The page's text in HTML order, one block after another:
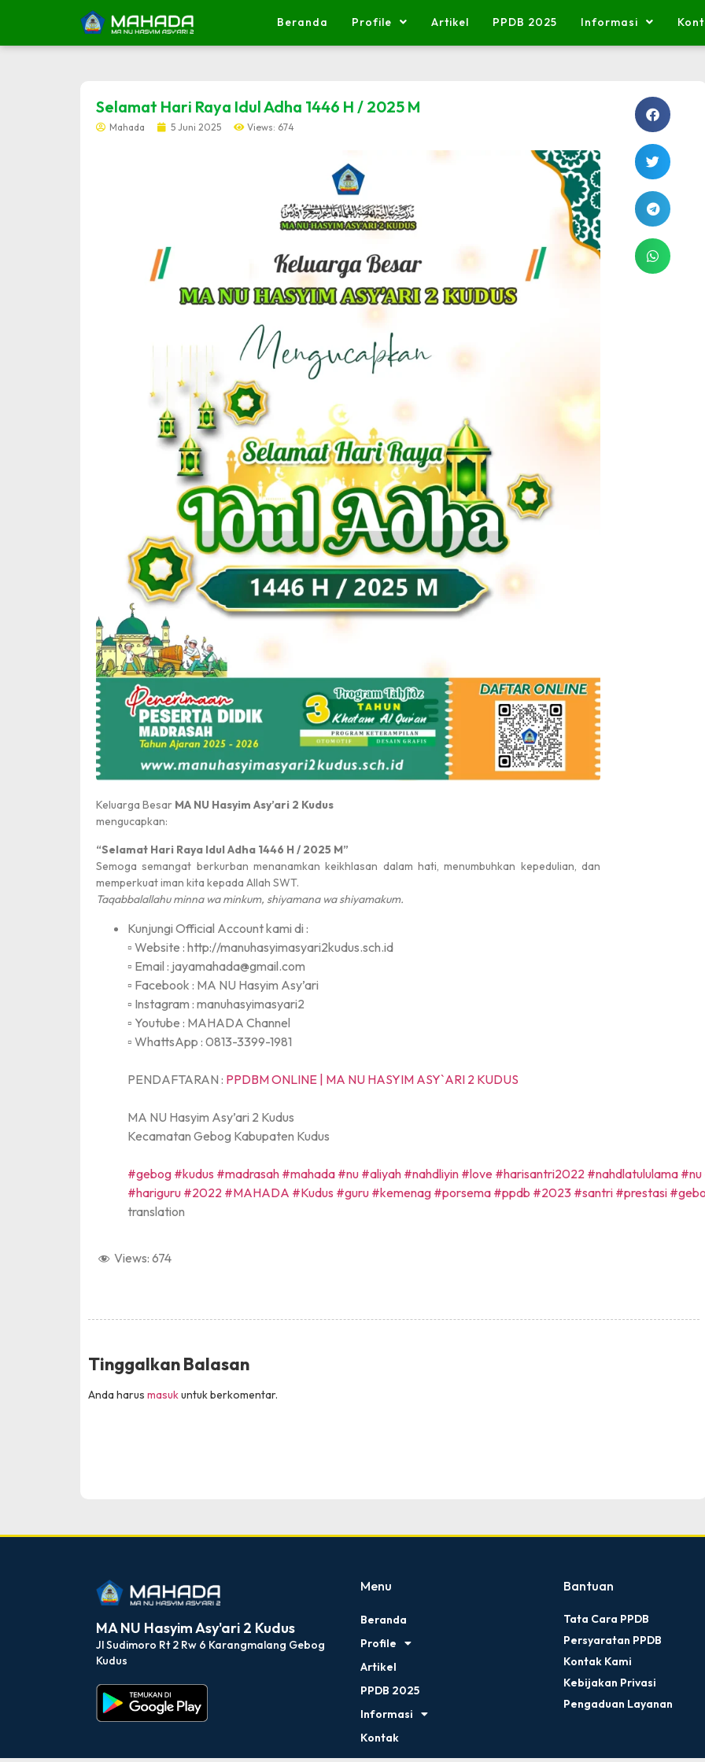
Beranda Profile Artikel PPDB 2025 Informasi
Selamat Hari Raya Idul Adha 1446 H / 2025 M
Mahada 5 Juni 2025 Views: 674
Keluarga Besar MA NU Hasyim Asy’ari 2 Kudus
mengucapkan:
“Selamat Hari Raya Idul Adha 1446 H / 2025 M”
Semoga semangat berkurban menanamkan keikhlasan dalam hati, menumbuhkan kepedulian, dan
memperkuat iman kita kepada Allah SWT.
Taqabbalallahu minna wa minkum, shiyamana wa shiyamakum.
Kunjungi Official Account kami di :
▫️ Website : http://manuhasyimasyari2kudus.sch.id
▫️ Email : jayamahada@gmail.com
▫️ Facebook : MA NU Hasyim Asy’ari
▫️ Instagram : manuhasyimasyari2
▫️ Youtube : MAHADA Channel
▫️ WhattsApp : 0813-3399-1981
PENDAFTARAN : PPDBM ONLINE | MA NU HASYIM ASY`ARI 2 KUDUS
MA NU Hasyim Asy’ari 2 Kudus
Kecamatan Gebog Kabupaten Kudus
#gebog #kudus #madrasah #mahada #nu #aliyah #nahdliyin #love #harisantri2022 #nahdlatululama #nu
#hariguru #2022 #MAHADA #Kudus #guru #kemenag #porsema #ppdb #2023 #santri #prestasi
translation
Views: 674
Tinggalkan Balasan
Anda harus masukuntuk berkomentar.
#
Harlah Pancasila Acara Do'a Arofah
Juara 1
MA NU Hasyim Asy'ari 2 Kudus
Jl Sudimoro Rt 2 Rw 6 Karangmalang Gebog
Kudus
Menu
Beranda
Profile
Artikel
PPDB 2025
Informasi
Kontak
Bantuan
Tata Cara PPDB
Persyaratan PPDB
Kontak Kami
Kebijakan Privasi
Pengaduan Layanan